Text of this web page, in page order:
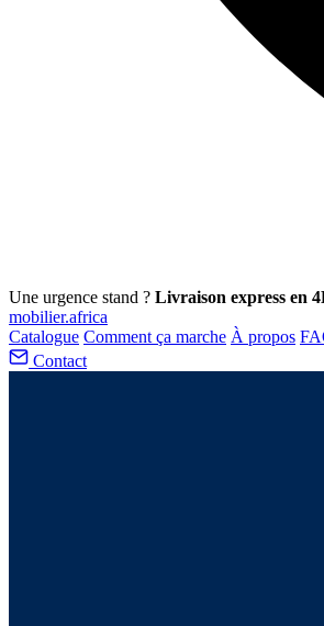
Une urgence stand ? Livraison express en
mobilier.africa
Catalogue Comment ça marche À propos
Contact